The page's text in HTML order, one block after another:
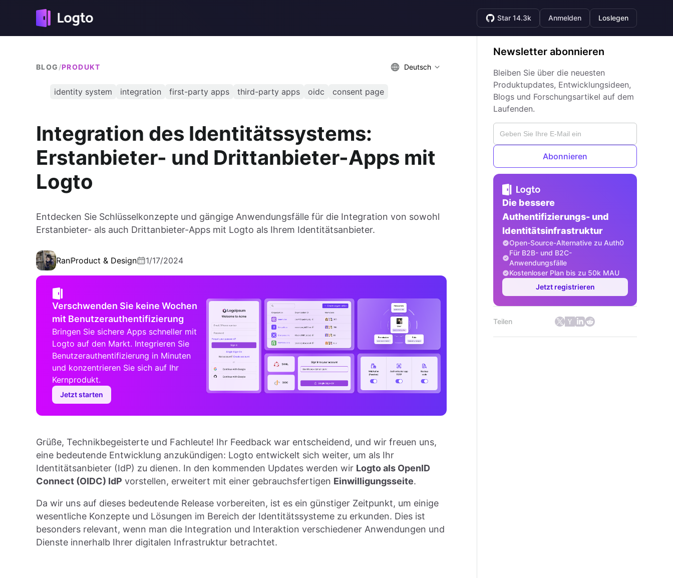
Star 14.3k Anmelden Loslegen
BLOG /PRODUKT Deutsch
identity system integration first-party apps third-party apps oidc consent page
Integration des Identitätssystems:
Erstanbieter- und Drittanbieter-Apps mit
Logto
Entdecken Sie Schlüsselkonzepte und gängige Anwendungsfälle für die Integration von sowohl
Erstanbieter- als auch Drittanbieter-Apps mit Logto als Ihrem Identitätsanbieter.
RanProduct & Design 1/17/2024
Verschwenden Sie keine Wochen
mit Benutzerauthentifizierung
Bringen Sie sichere Apps schneller mit
Logto auf den Markt. Integrieren Sie
Benutzerauthentifizierung in Minuten
und konzentrieren Sie sich auf Ihr
Kernprodukt.
Jetzt starten
Grüße, Technikbegeisterte und Fachleute! Ihr Feedback war entscheidend, und wir freuen uns,
eine bedeutende Entwicklung anzukündigen: Logto entwickelt sich weiter, um als Ihr
Identitätsanbieter (IdP) zu dienen. In den kommenden Updates werden wir Logto als OpenID
Connect (OIDC) IdP vorstellen, erweitert mit einer gebrauchsfertigen Einwilligungsseite.
Da wir uns auf dieses bedeutende Release vorbereiten, ist es ein günstiger Zeitpunkt, um einige
wesentliche Konzepte und Lösungen im Bereich der Identitätssysteme zu erkunden. Dies ist
besonders relevant, wenn man die Integration und Interaktion verschiedener Anwendungen und
Dienste innerhalb Ihrer digitalen Infrastruktur betrachtet.
Newsletter abonnieren
Bleiben Sie über die neuesten
Produktupdates, Entwicklungsideen,
Blogs und Forschungsartikel auf dem
Laufenden.
Abonnieren
Die bessere
Authentifizierungs- und
Identitätsinfrastruktur
Open-Source-Alternative zu Auth0
Für B2B- und B2C-
Anwendungsfälle
Kostenloser Plan bis zu 50k MAU
Jetzt registrieren
Teilen